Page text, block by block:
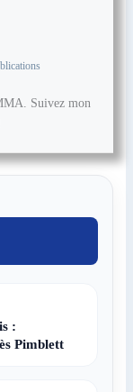
Suivez mon
:
Pimblett